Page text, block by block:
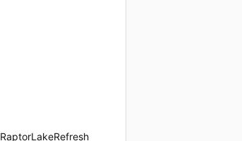
RaptorLakeRefresh